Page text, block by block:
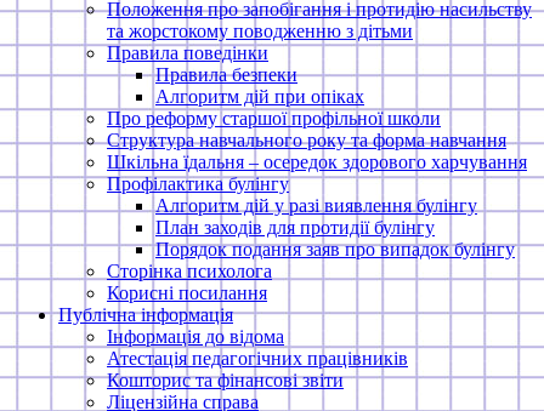
Положення про запобігання і протидію насильству
та жорстокому поводженню з дітьми
Правила поведінки
Правила безпеки
Алгоритм дій при опіках
Про реформу старшої профільної школи
Структура навчального року та форма навчання
Шкільна їдальня – осередок здорового харчування
Профілактика булінгу
Алгоритм дій у разі виявлення булінгу
План заходів для протидії булінгу
Порядок подання заяв про випадок булінгу
Сторінка психолога
Корисні посилання
Публічна інформація
Інформація до відома
Атестація педагогічних працівників
Кошторис та фінансові звіти
Ліцензійна справа